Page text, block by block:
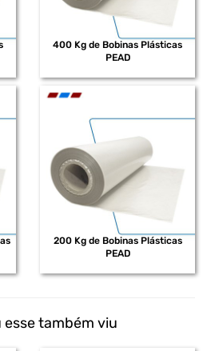
400 Kg de Bobinas Plásticas
PEAD
200 Kg de Bobinas Plásticas
PEAD
esse também viu